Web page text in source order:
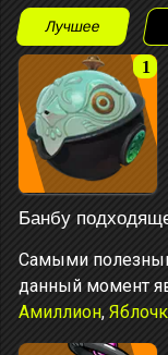
Лучшее
1
Банбу
Самыми
данный момент
Амиллион,